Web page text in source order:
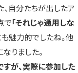
自分たちが出したア
で「それじゃ通用しな
も魅力的でしたね。他
りました。
が、実際に参加した